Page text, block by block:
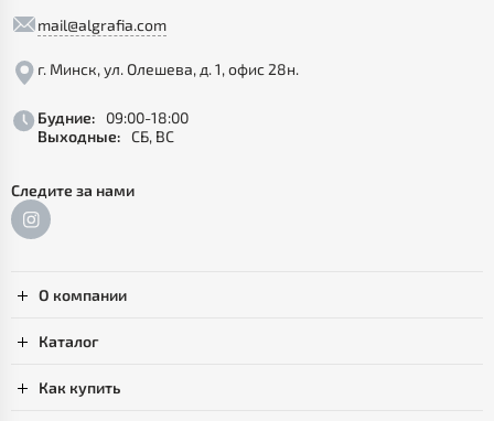
mail@algrafia.com
г. Минск, ул. Олешева, д. 1, офис 28н.
Будние:
09:00-18:00
Выходные: СБ, ВС
Следите за нами
О компании
Каталог
Как купить